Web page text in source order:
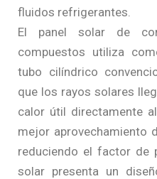
fluidos refrigerantes.
El panel solar de
compuestos utiliza
tubo cilíndrico
que los rayos solares
calor útil directamente
mejor aprovechamiento
reduciendo el factor de
solar presenta un